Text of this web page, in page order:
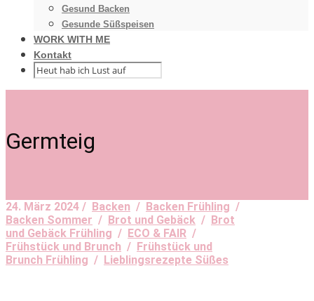
Gesund Backen
Gesunde Süßspeisen
WORK WITH ME
Kontakt
Germteig
24. März 2024 / Backen / Backen Frühling /
Backen Sommer / Brot und Gebäck / Brot
und Gebäck Frühling / ECO & FAIR /
Frühstück und Brunch / Frühstück und
Brunch Frühling / Lieblingsrezepte Süßes